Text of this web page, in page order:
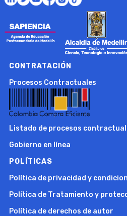
CONTRATACIÓN
Procesos Contractuales
Listado de procesos
Gobierno en línea
POLÍTICAS
Política de privacidad y
Política de Tratamiento y
Política de derechos de autor